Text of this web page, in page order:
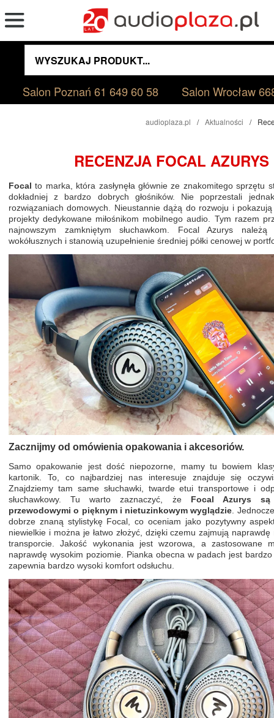
Salon Poznań61 649 60 58 Salon Wrocław
audioplaza.pl Aktualności
RECENZJA FOCAL AZURYS
Focal to marka, która zasłynęła głównie ze znakomitego sprzętu
dokładniej z bardzo dobrych głośników. Nie poprzestali
rozwiązaniach domowych. Nieustannie dążą do rozwoju i
projekty dedykowane miłośnikom mobilnego audio. Tym razem
najnowszym zamkniętym słuchawkom. Focal Azurys należą
wokółusznych i stanowią uzupełnienie średniej półki cenowej w
Zacznijmy od omówienia opakowania i akcesoriów.
Samo opakowanie jest dość niepozorne, mamy tu bowiem
kartonik. To, co najbardziej nas interesuje znajduje się
Znajdziemy tam same słuchawki, twarde etui transportowe i
słuchawkowy. Tu warto zaznaczyć, że Focal Azurys są
przewodowymi o pięknym i nietuzinkowym wyglądzie .
dobrze znaną stylistykę Focal, co oceniam jako pozytywny
niewielkie i można je łatwo złożyć, dzięki czemu zajmują naprawdę
transporcie. Jakość wykonania jest wzorowa, a zastosowane
naprawdę wysokim poziomie. Pianka obecna w padach jest
zapewnia bardzo wysoki komfort odsłuchu.